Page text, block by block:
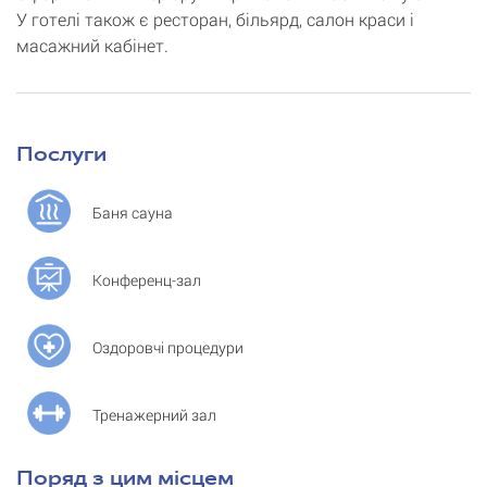
У готелі також є ресторан, більярд, салон краси і
масажний кабінет.
Послуги
Баня сауна
Конференц-зал
Оздоровчі процедури
Тренажерний зал
Поряд з цим місцем